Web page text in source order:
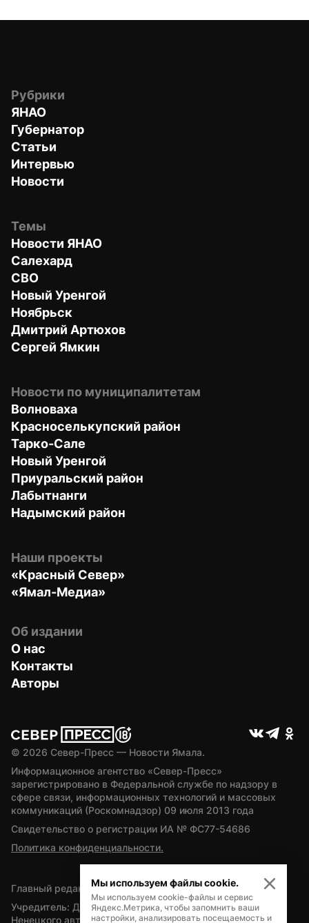
Рубрики
ЯНАО
Губернатор
Статьи
Интервью
Новости
Темы
Новости ЯНАО
Салехард
СВО
Новый Уренгой
Ноябрьск
Дмитрий Артюхов
Сергей Ямкин
Новости по муниципалитетам
Волноваха
Красноселькупский район
Тарко-Сале
Новый Уренгой
Приуральский район
Лабытнанги
Надымский район
Наши проекты
«Красный Север»
«Ямал-Медиа»
Об издании
О нас
Контакты
Авторы
© 2026 Север-Пресс — Новости Ямала.
Информационное агентство «Север-Пресс»
зарегистрировано в Федеральной службе по надзору в
сфере связи, информационных технологий и массовых
коммуникаций (Роскомнадзор) 09 июля 2013 года
Свидетельство о регистрации ИА № ФС77-54686
Политика конфиденциальности.
Главный редактор — А.Л. Поздеев
Учредитель: Департамент внутренней политики Ямало-
Ненецкого автономного округа
Мы используем файлы cookie.
Мы используем cookie-файлы и сервис
Яндекс.Метрика, чтобы запомнить ваши
настройки, анализировать посещаемость и